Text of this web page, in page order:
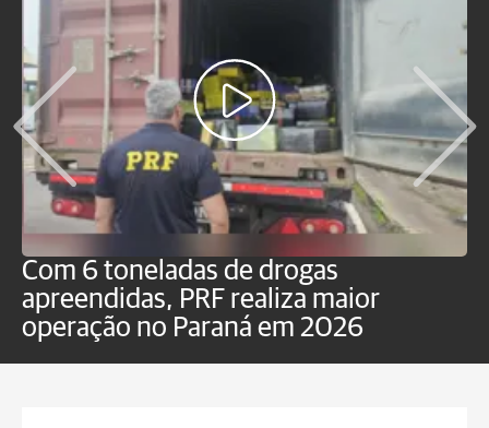
Com 6 toneladas de drogas
apreendidas, PRF realiza maior
operação no Paraná em 2026